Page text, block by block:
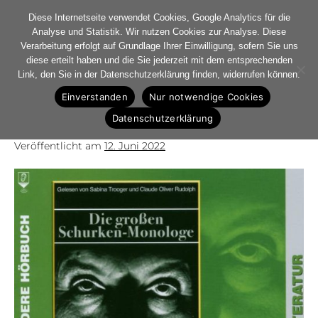
Hörbuch „Die großen
Schurkenmonolge“
Veröffentlicht am 12. Juni 2022
Diese Internetseite verwendet Cookies, Google Analytics für die
Analyse und Statistik. Wir nutzen Cookies zur Analyse. Diese
Verarbeitung erfolgt auf Grundlage Ihrer Einwilligung, sofern Sie uns
diese erteilt haben und die Sie jederzeit mit dem entsprechenden
Link, den Sie in der Datenschutzerklärung finden, widerrufen können.
Einverstanden
Nur notwendige Cookies
Datenschutzerklärung